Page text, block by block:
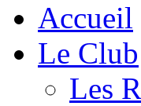
Accueil
Le Club
Les